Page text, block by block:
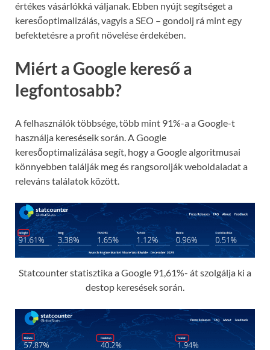
értékes vásárlókká váljanak. Ebben nyújt segítséget a
keresőoptimalizálás, vagyis a SEO – gondolj rá mint egy
befektetésre a profit növelése érdekében.
Miért a Google kereső a
legfontosabb?
A felhasználók többsége, több mint 91%-a a Google-t
használja kereséseik során. A Google
keresőoptimalizálása segít, hogy a Google algoritmusai
könnyebben találják meg és rangsorolják weboldaladat a
releváns találatok között.
Statcounter statisztika a Google 91,61%- át szolgálja ki a
destop keresések során.